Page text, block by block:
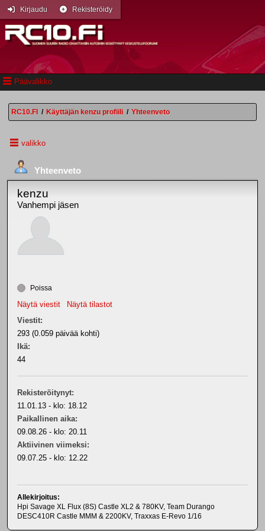
Päävalikko
Kirjaudu Rekisteröidy
RC10.FI / Käyttäjän kenzu profiili / Yhteenveto
valikko
Yhteenveto
kenzu
Vanhempi jäsen
Poissa
Näytä viestit
Näytä tilastot
Viestit:
293 (0.059 päivää kohti)
Ikä:
44
Rekisteröitynyt:
11.01.13 - klo: 18.12
Paikallinen aika:
09.08.26 - klo: 20.11
Aktiivinen viimeksi:
09.07.25 - klo: 12.22
Allekirjoitus:
Hpi Savage XL Flux (8S) Castle XL2 & 780KV, Team Durango
DESC410R Castle MMM & 2200KV, Traxxas E-Revo 1/16